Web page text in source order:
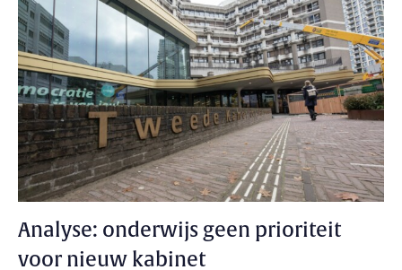
Analyse: onderwijs geen prioriteit
voor nieuw kabinet